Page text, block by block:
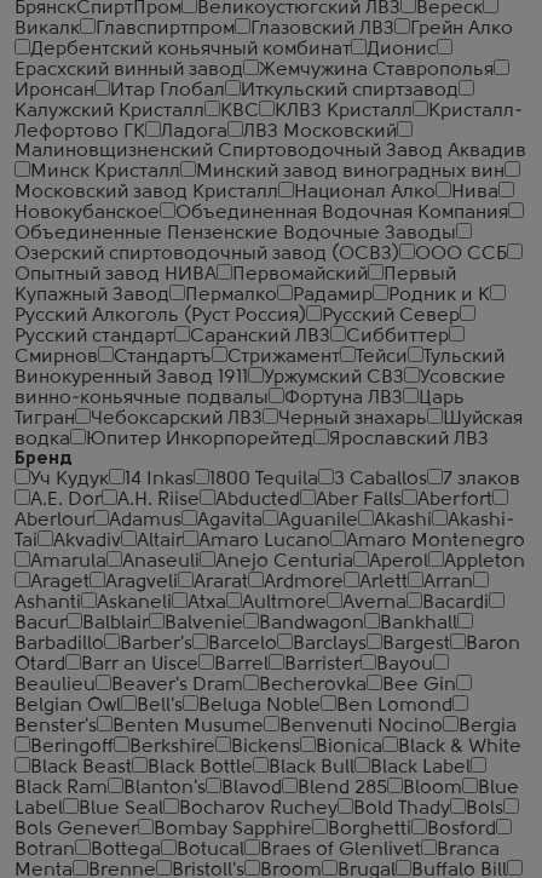
БрянскСпиртПром Великоустюгский ЛВЗ
Вереск
Викалк
Главспиртпром Глазовский ЛВЗ
Грейн Алко
Дербентский коньячный комбинат
Дионис
Ерасхский винный завод
Жемчужина Ставрополья
Иронсан
Итар Глобал
Иткульский спиртзавод
Калужский Кристалл
КВС КЛВЗ Кристалл
Кристалл-
Лефортово ГК
Ладога
ЛВЗ Московский
Малиновщизненский Спиртоводочный Завод Аквадив
Минск Кристалл
Минский завод виноградных вин
Московский завод Кристалл
Национал Алко
Нива
Новокубанское
Объединенная Водочная Компания
Объединенные Пензенские Водочные Заводы
Озерский спиртоводочный завод (ОСВЗ)
ООО ССБ
Опытный завод НИВА
Первомайский
Первый
Купажный Завод
Пермалко Радамир
Родник и К
Русский Алкоголь (Руст Россия)
Русский Север
Русский стандарт
Саранский ЛВЗ
Сиббиттер
Смирнов
Стандартъ Стрижамент Тейси
Тульский
Винокуренный Завод 1911
Уржумский СВЗ
Усовские
винно-коньячные подвалы
Фортуна ЛВЗ
Царь
Тигран
Чебоксарский ЛВЗ Черный знахарь
Шуйская
водка
Юпитер Инкорпорейтед
Ярославский ЛВЗ
Бренд
Уч Кудук
14 Inkas 1800 Tequila 3 Caballos
7 злаков
A.E. Dor
A.H. Riise Abducted Aber Falls
Aberfort
Aberlour
Adamus Agavita Aguanile Akashi
Akashi-
Tai
Akvadiv Altair Amaro Lucano
Amaro Montenegro
Amarula
Anaseuli Anejo Centuria Aperol
Appleton
Araget
Aragveli Ararat Ardmore Arlett
Arran
Ashanti
Askaneli Atxa Aultmore Averna
Bacardi
Bacur
Balblair Balvenie Bandwagon
Bankhall
Barbadillo
Barber's Barcelo Barclays Bargest
Baron
Otard
Barr an Uisce Barrel Barrister
Bayou
Beaulieu
Beaver's Dram Becherovka
Bee Gin
Belgian Owl
Bell's Beluga Noble
Ben Lomond
Benster's
Benten Musume Benvenuti Nocino
Bergia
Beringoff
Berkshire Bickens Bionica
Black & White
Black Beast
Black Bottle Black Bull
Black Label
Black Ram
Blanton's Blavod Blend 285 Bloom
Blue
Label
Blue Seal Bocharov Ruchey Bold Thady
Bols
Bols Genever
Bombay Sapphire Borghetti
Bosford
Botran
Bottega Botucal Braes of Glenlivet
Branca
Menta
Brenne Bristoll's Broom Brugal
Buffalo Bill